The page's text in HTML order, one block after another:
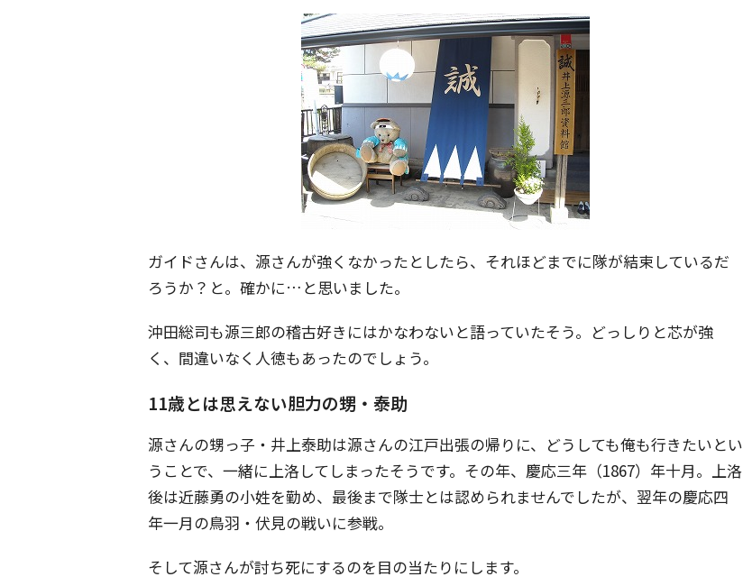
ガイドさんは、源さんが強くなかったとしたら、それほどまでに隊が結束しているだ
ろうか？と。確かに…と思いました。
沖田総司も源三郎の稽古好きにはかなわないと語っていたそう。どっしりと芯が強
く、間違いなく人徳もあったのでしょう。
11歳とは思えない胆力の甥・泰助
源さんの甥っ子・井上泰助は源さんの江戸出張の帰りに、どうしても俺も行きたいとい
うことで、一緒に上洛してしまったそうです。その年、慶応三年（1867）年十月。上洛
後は近藤勇の小姓を勤め、最後まで隊士とは認められませんでしたが、翌年の慶応四
年一月の鳥羽・伏見の戦いに参戦。
そして源さんが討ち死にするのを目の当たりにします。